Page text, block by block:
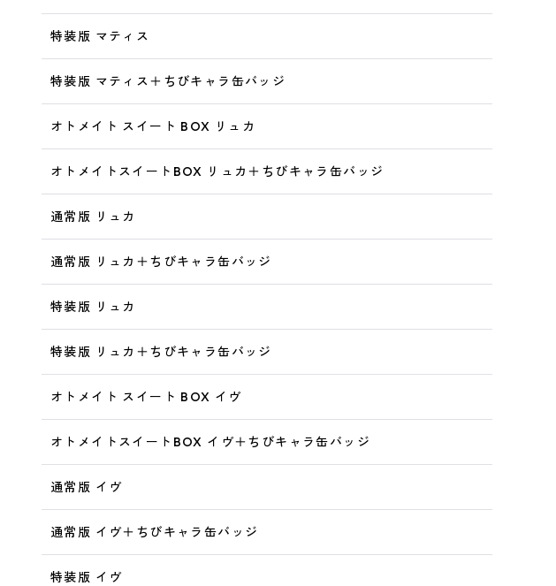
特装版 マティス
特装版 マティス＋ちびキャラ缶バッジ
オトメイト スイート BOX リュカ
オトメイトスイートBOX リュカ＋ちびキャラ缶バッジ
通常版 リュカ
通常版 リュカ＋ちびキャラ缶バッジ
特装版 リュカ
特装版 リュカ＋ちびキャラ缶バッジ
オトメイト スイート BOX イヴ
オトメイトスイートBOX イヴ＋ちびキャラ缶バッジ
通常版 イヴ
通常版 イヴ＋ちびキャラ缶バッジ
特装版 イヴ